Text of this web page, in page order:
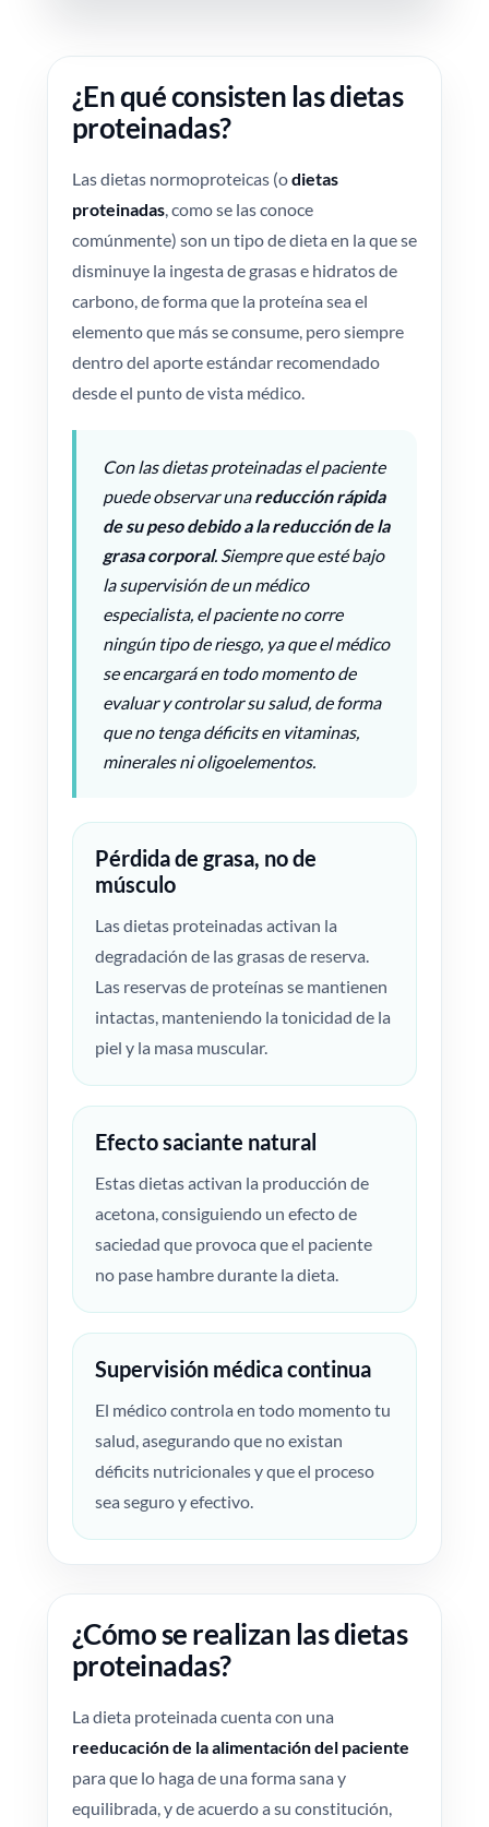
¿En qué consisten las dietas
proteinadas?
Las dietas normoproteicas (odietas
proteinadas, como se las conoce
comúnmente) son un tipo de dieta en la que se
disminuye la ingesta de grasas e hidratos de
carbono, de forma que la proteína sea el
elemento que más se consume, pero siempre
dentro del aporte estándar recomendado
desde el punto de vista médico.
Con las dietas proteinadas el paciente
puede observar unareducción rápida
de su peso debido a la reducción de la
grasa corporal. Siempre que esté bajo
la supervisión de un médico
especialista, el paciente no corre
ningún tipo de riesgo, ya que el médico
se encargará en todo momento de
evaluar y controlar su salud, de forma
que no tenga déficits en vitaminas,
minerales ni oligoelementos.
Pérdida de grasa, no de
músculo
Las dietas proteinadas activan la
degradación de las grasas de reserva.
Las reservas de proteínas se mantienen
intactas, manteniendo la tonicidad de la
piel y la masa muscular.
Efecto saciante natural
Estas dietas activan la producción de
acetona, consiguiendo un efecto de
saciedad que provoca que el paciente
no pase hambre durante la dieta.
Supervisión médica continua
El médico controla en todo momento tu
salud, asegurando que no existan
déficits nutricionales y que el proceso
sea seguro y efectivo.
¿Cómo se realizan las dietas
proteinadas?
La dieta proteinada cuenta con una
reeducación de la alimentación del paciente
para que lo haga de una forma sana y
equilibrada, y de acuerdo a su constitución,